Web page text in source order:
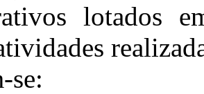
lotados
se: